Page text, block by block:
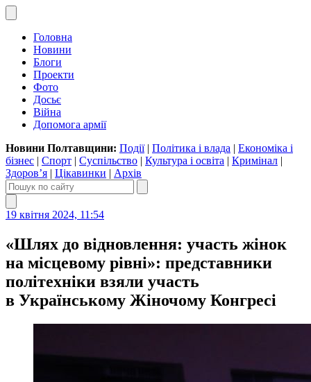
Головна
Новини
Блоги
Проекти
Фото
Досьє
Війна
Допомога армії
Новини Полтавщини: Події| Політика і влада | Економіка і
бізнес | Спорт | Суспільство | Культура і освіта | Кримінал |
Здоров’я | Цікавинки | Архів
19 квітня 2024, 11:54
«Шлях до відновлення: участь жінок
на місцевому рівні»: представники
політехніки взяли участь
в Українському Жіночому Конгресі